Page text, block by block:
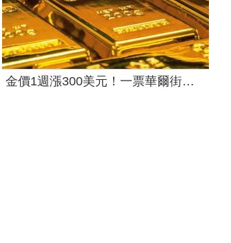
金價1週漲300美元！一票華爾街分析師看多